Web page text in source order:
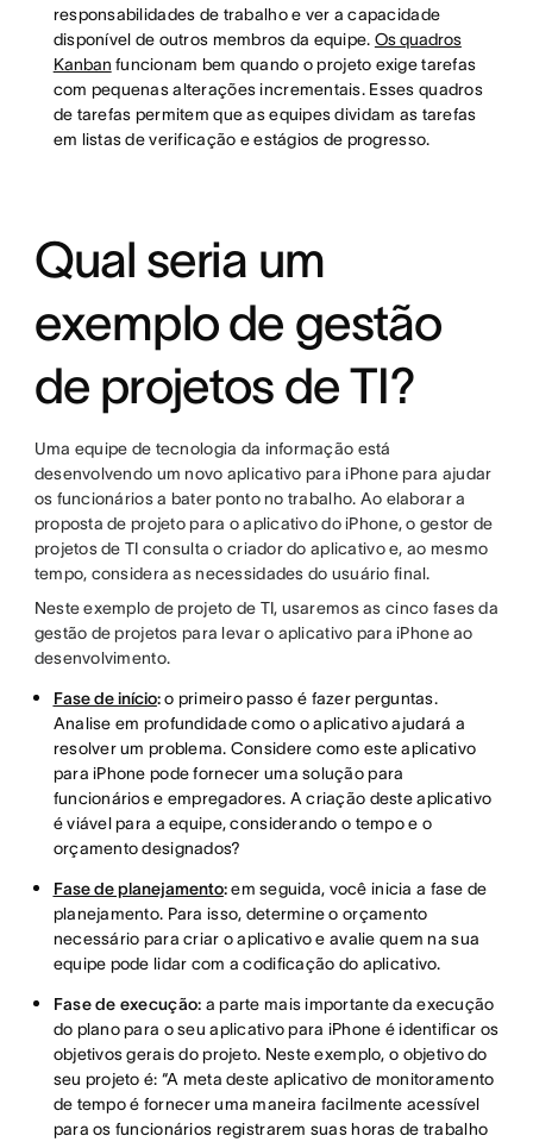
responsabilidades de trabalho e ver a capacidade
disponível de outros membros da equipe. Os quadros
Kanban funcionam bem quando o projeto exige tarefas
com pequenas alterações incrementais. Esses quadros
de tarefas permitem que as equipes dividam as tarefas
em listas de verificação e estágios de progresso.
Qual seria um
exemplo de gestão
de projetos de TI?
Uma equipe de tecnologia da informação está
desenvolvendo um novo aplicativo para iPhone para ajudar
os funcionários a bater ponto no trabalho. Ao elaborar a
proposta de projeto para o aplicativo do iPhone, o gestor de
projetos de TI consulta o criador do aplicativo e, ao mesmo
tempo, considera as necessidades do usuário final.
Neste exemplo de projeto de TI, usaremos as cinco fases da
gestão de projetos para levar o aplicativo para iPhone ao
desenvolvimento.
Fase de início:o primeiro passo é fazer perguntas.
Analise em profundidade como o aplicativo ajudará a
resolver um problema. Considere como este aplicativo
para iPhone pode fornecer uma solução para
funcionários e empregadores. A criação deste aplicativo
é viável para a equipe, considerando o tempo e o
orçamento designados?
Fase de planejamento:em seguida, você inicia a fase de
planejamento. Para isso, determine o orçamento
necessário para criar o aplicativo e avalie quem na sua
equipe pode lidar com a codificação do aplicativo.
Fase de execução: a parte mais importante da execução
do plano para o seu aplicativo para iPhone é identificar os
objetivos gerais do projeto. Neste exemplo, o objetivo do
seu projeto é: “A meta deste aplicativo de monitoramento
de tempo é fornecer uma maneira facilmente acessível
para os funcionários registrarem suas horas de trabalho